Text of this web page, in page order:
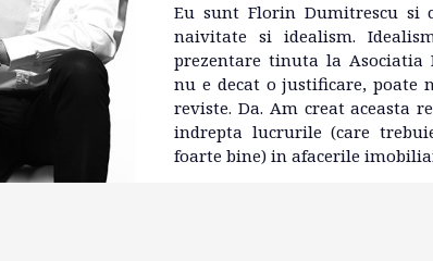
Eu sunt Florin Dumitrescu si
naivitate si idealism.
prezentare tinuta la
nu e decat o justificare, poate
reviste. Da. Am creat aceasta
indrepta lucrurile (care
foarte bine) in afacerile